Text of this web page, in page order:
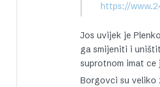
https://
Jos uvijek je
ga smijeniti i
suprotnom imat
Borgovci su veliko